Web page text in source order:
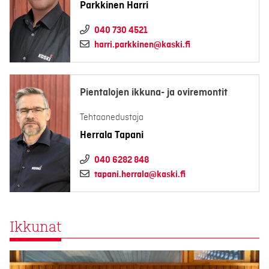
Parkkinen Harri
040 730 4521
harri.parkkinen@kaski.fi
Pientalojen ikkuna- ja oviremontit
Tehtaanedustaja
Herrala Tapani
040 6282 848
tapani.herrala@kaski.fi
Ikkunat